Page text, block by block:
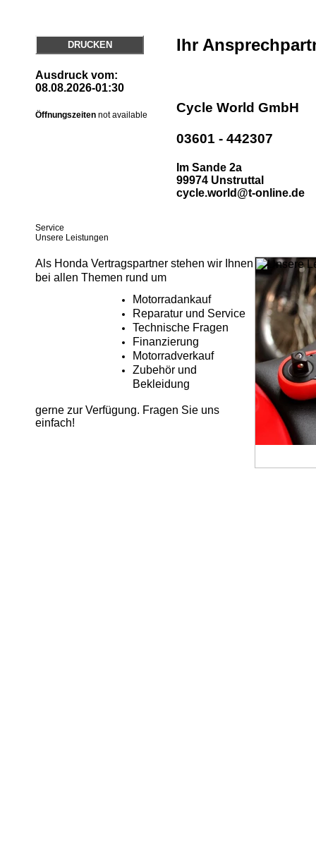
DRUCKEN
Ausdruck vom:
08.08.2026-01:30
Öffnungszeiten not available
Ihr
Cycle World GmbH
03601 - 442307
Im Sande 2a
99974 Unstruttal
cycle.world@t-online.de
Service
Unsere Leistungen
Als Honda Vertragspartner stehen wir Ihnen
bei allen Themen rund um
Motorradankauf
Reparatur und Service
Technische Fragen
Finanzierung
Motorradverkauf
Zubehör und
Bekleidung
gerne zur Verfügung. Fragen Sie uns
einfach!